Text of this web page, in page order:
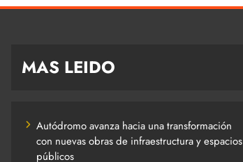
MAS LEIDO
Autódromo avanza hacia una transformación
con nuevas obras de infraestructura y espacios
públicos